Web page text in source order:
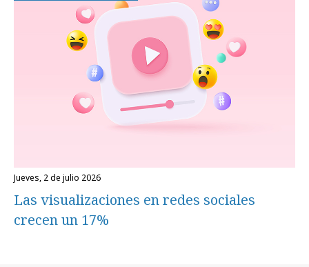
jueves, 2 de julio 2026
Las visualizaciones en redes sociales
crecen un 17%